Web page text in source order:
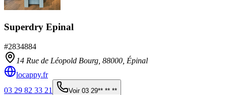
Superdry Epinal
#2834884
14 Rue de Léopold Bourg, 88000 Épinal
locappy.fr
03 29 82 33 21
Voir 03 29** ** **